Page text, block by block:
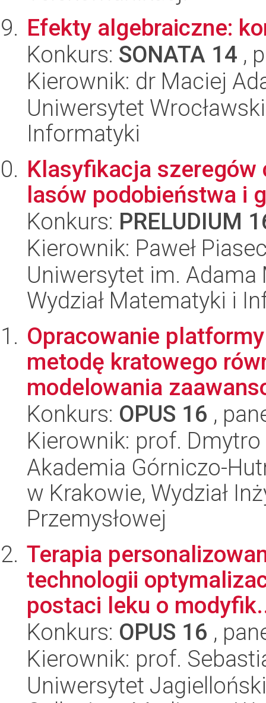
Efekty algebraiczne:
Konkurs: SONATA 14 ,
Kierownik: dr Maciej
Uniwersytet
Informatyki
Klasyfikacja
lasów podobieństwa i
Konkurs: PRELUDIUM
Kierownik: Paweł
Uniwersytet im.
Wydział Matematyki i
Opracowanie
metodę kratowego
modelowania
Konkurs: OPUS 16 ,
Kierownik: prof.
Akademia Górniczo-
w Krakowie, Wydział
Przemysłowej
Terapia
technologii
postaci leku o
Konkurs: OPUS 16 ,
Kierownik: prof.
Uniwersytet